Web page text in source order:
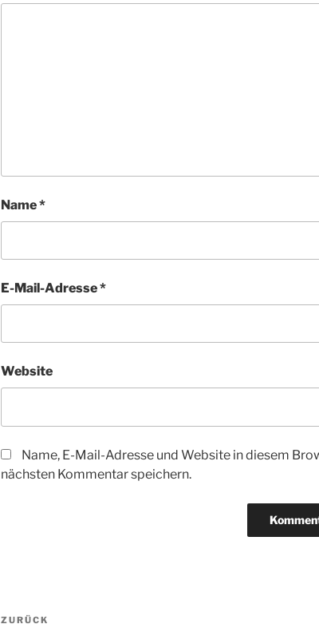
Name*
E-Mail-Adresse*
Website
Name, E-Mail-Adresse und Website in diesem
nächsten Kommentar speichern.
Beitragsnavigation
Vorheriger
ZURÜCK